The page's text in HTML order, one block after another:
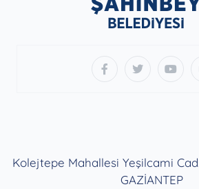
Kolejtepe Mahallesi Yeşilcami
GAZİANTEP